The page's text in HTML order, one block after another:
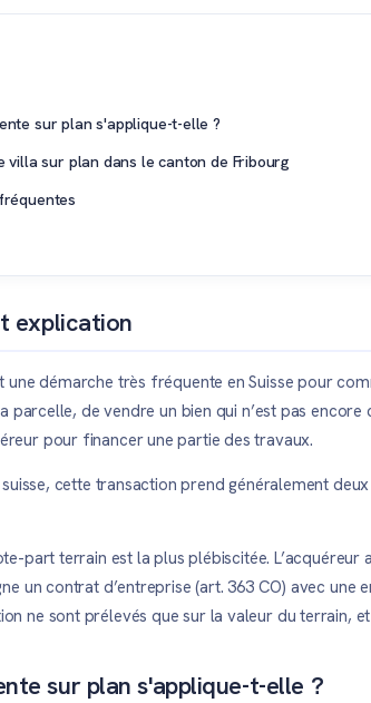
sur plan s'applique-t-elle ?
villa sur plan dans le canton de Fribourg
explication
une démarche très fréquente en Suisse pour
parcelle, de vendre un bien qui n’est pas
pour financer une partie des travaux.
cette transaction prend généralement
part terrain est la plus plébiscitée. L’acquéreur
un contrat d’entreprise (art. 363 CO) avec
ne sont prélevés que sur la valeur du terrain,
sur plan s'applique-t-elle ?